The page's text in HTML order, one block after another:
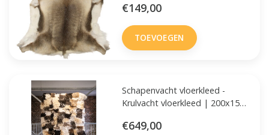
€149,00
TOEVOEGEN
Schapenvacht vloerkleed -
Krulvacht vloerkleed | 200x150
€649,00